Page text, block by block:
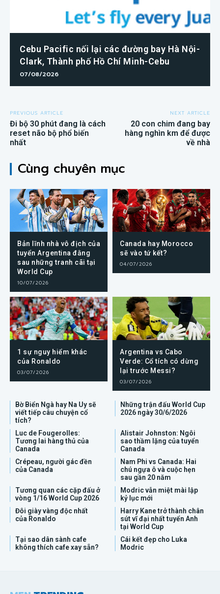
Cebu Pacific nối lại các đường bay Hà Nội-
Clark, Thành phố Hồ Chí Minh-Cebu
07/08/2026
PREVIOUS ARTICLE
Đi bộ 30 phút đang là cách
reset não bộ phổ biến
nhất
NEXT ARTICLE
20 con chim đang bay
hàng nghìn km để được
về nhà
Cùng chuyên mục
Bản lĩnh nhà vô địch của
tuyển Argentina đằng
sau những tranh cãi tại
World Cup
10/07/2026
Canada hay Morocco
sẽ vào tứ kết?
04/07/2026
1 sự nguy hiểm khác
của Ronaldo
03/07/2026
Argentina vs Cabo
Verde: Cổ tích có dừng
lại trước Messi?
03/07/2026
Bờ Biển Ngà hay Na Uy sẽ
viết tiếp câu chuyện cổ
tích?
Những trận đấu World Cup
2026 ngày 30/6/2026
Luc de Fougerolles:
Tương lai hàng thủ của
Canada
Alistair Johnston: Ngôi
sao thầm lặng của tuyển
Canada
Crépeau, người gác đền
của Canada
Nam Phi vs Canada: Hai
chú ngựa ô và cuộc hẹn
sau gần 20 năm
Tương quan các cặp đấu ở
vòng 1/16 World Cup 2026
Modric vẫn miệt mài lập
kỷ lục mới
Đôi giày vàng độc nhất
của Ronaldo
Harry Kane trở thành chân
sút vĩ đại nhất tuyển Anh
tại World Cup
Tại sao dân sành cafe
không thích cafe xay sẵn?
Cái kết đẹp cho Luka
Modric